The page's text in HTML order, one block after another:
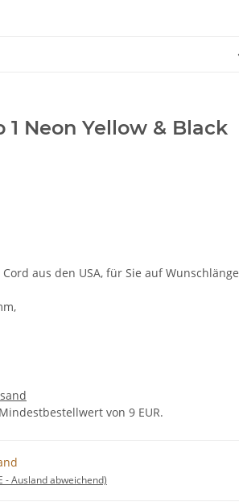
1 Neon Yellow & Black
aus den USA, für Sie auf Wunschlänge
von 9 EUR.
- Ausland abweichend)